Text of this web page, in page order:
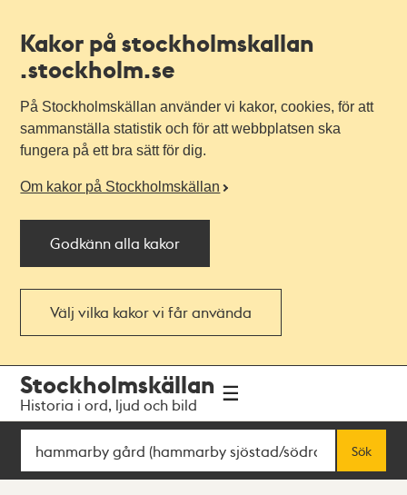
Kakor på stockholmskallan
.stockholm.se
På Stockholmskällan använder vi kakor, cookies, för att
sammanställa statistik och för att webbplatsen ska
fungera på ett bra sätt för dig.
Om kakor på Stockholmskällan
Godkänn alla kakor
Välj vilka kakor vi får använda
navigationen
huvudinnehållet
Stockholmskällan
Historia i ord, ljud och bild
Sök
Sök